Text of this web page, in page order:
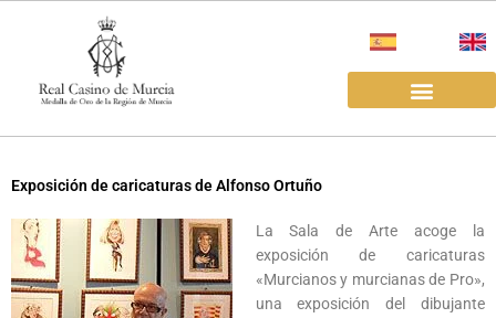
Exposición de caricaturas de Alfonso Ortuño
La Sala de Arte acoge la
exposición de caricaturas
«Murcianos y murcianas de Pro»,
una exposición del dibujante